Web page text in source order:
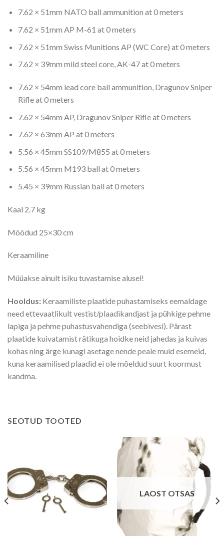
7.62 × 51mm NATO ball ammunition at 0 meters
7.62 × 51mm AP M-61 at 0 meters
7.62 × 51mm Swiss Munitions AP (WC Core) at 0 meters
7.62 × 39mm mild steel core, AK-47 at 0 meters
7.62 × 54mm lead core ball ammunition, Dragunov Sniper
Rifle at 0 meters
7.62 × 54mm AP, Dragunov Sniper Rifle at 0 meters
7.62 × 63mm AP at 0 meters
5.56 × 45mm SS109/M855 at 0 meters
5.56 × 45mm M193 ball at 0 meters
5.45 × 39mm Russian ball at 0 meters
Kaal 2.7 kg
Mõõdud 25×30 cm
Keraamiline
Müüakse ainult isiku tuvastamise alusel!
Hooldus: Keraamiliste plaatide puhastamiseks eemaldage
need ettevaatlikult vestist/plaadikandjast ja pühkige pehme
lapiga ja pehme puhastusvahendiga (seebivesi). Pärast
plaatide kuivatamist rätikuga hoidke neid jahedas ja kuivas
kohas ning ärge kunagi asetage nende peale muid esemeid,
kuna keraamilised plaadid ei ole mõeldud suurt koormust
kandma.
SEOTUD TOOTED
LAOST OTSAS